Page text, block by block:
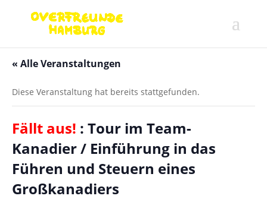
« Alle Veranstaltungen
Diese Veranstaltung hat bereits stattgefunden.
Fällt aus! : Tour im Team-
Kanadier / Einführung in das
Führen und Steuern eines
Großkanadiers